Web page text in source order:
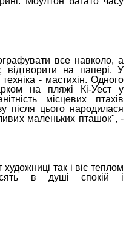
все навколо, а
відтворити на папері. У
- мастихін. Одного
на пляжі Кі-Уест у
місцевих птахів
після цього народилася
маленьких пташок", -
так і віє теплом
в душі спокій і